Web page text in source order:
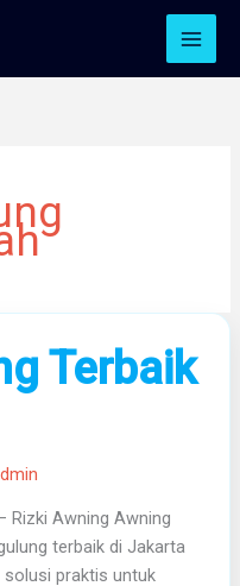
Terbaik
Rizki Awning Awning
terbaik di Jakarta
solusi praktis untuk